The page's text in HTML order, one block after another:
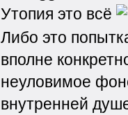
Утопия это всё
Либо это
вполне
неуловимое
внутренней